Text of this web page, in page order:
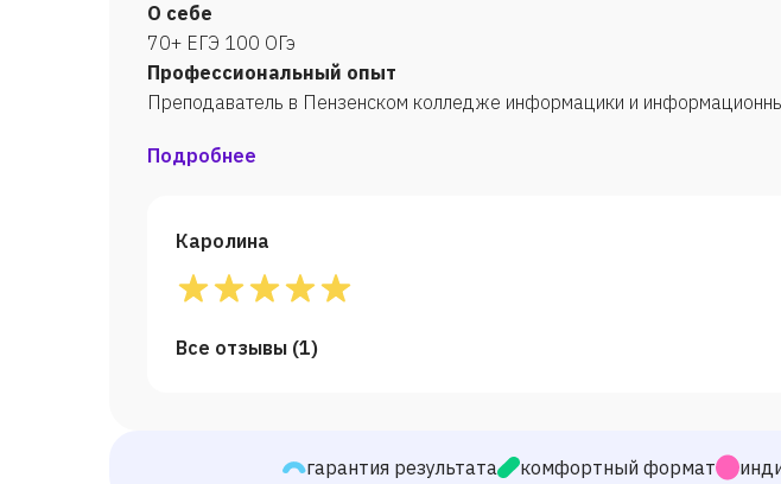
О себе
70+ ЕГЭ 100 ОГэ
Профессиональный опыт
Преподаватель в Пензенском колледже информацики и
Подробнее
Каролина
Все отзывы (1)
гарантия результата комфортный формат